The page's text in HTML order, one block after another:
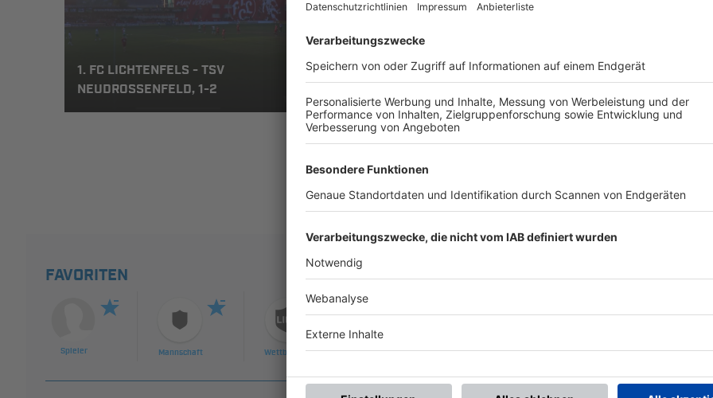
1. FC LICHTENFELS - TSV
NEUDROSSENFELD, 1-2
1. FC LICHTENFELS - TSV
FC GRÜN-WEISS
FAVORITEN
Spieler Mannschaft Wettbewerb
Nach der Registrierung kannst du dir Favoriten setzen. So bist du ganz nah an deinen